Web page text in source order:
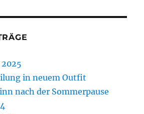
in neuem Outfit
nach der Sommerpause